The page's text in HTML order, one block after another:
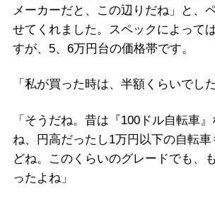
メーカーだと、この辺りだね」と、
せてくれました。スペックによって
すが、5、6万円台の価格帯です。
「私が買った時は、半額くらいでした
「そうだね。昔は『100ドル自転車
ね、円高だったし1万円以下の自転
どね。このくらいのグレードでも、
ったよね」